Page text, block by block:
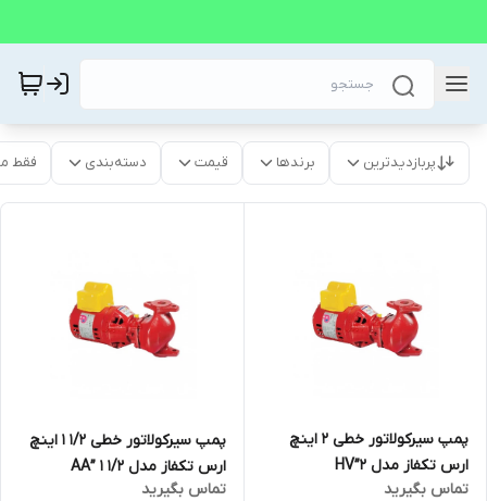
پربازدیدترین برندها قیمت دسته‌بندی فقط
پمپ سیرکولاتور خطی ۲ اینچ
ارس تکفاز مدل HV”2
تماس بگیرید
پمپ سیرکولاتور خطی ۱/۲ ۱ اینچ
ارس تکفاز مدل AA” 1 1/2
تماس بگیرید